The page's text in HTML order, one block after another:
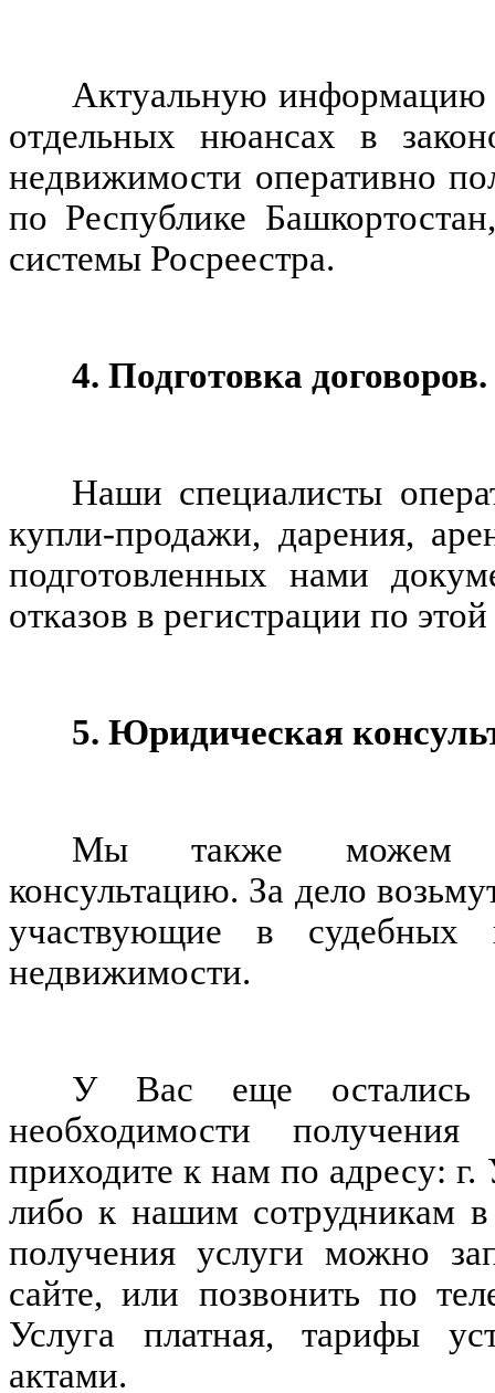
Актуальную информацию
отдельных нюансах в
недвижимости оперативно
по Республике
системы Росреестра.
4. Подготовка договоров.
Наши специалисты
купли-продажи, дарения,
подготовленных нами
отказов в регистрации по
5. Юридическая
Мы также можем
консультацию. За дело
участвующие в судебных
недвижимости.
У Вас еще остались
необходимости
приходите к нам по адресу:
либо к нашим сотрудникам
получения услуги можно
сайте, или позвонить по
Услуга платная, тарифы
актами.